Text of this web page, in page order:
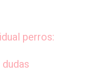
perros: